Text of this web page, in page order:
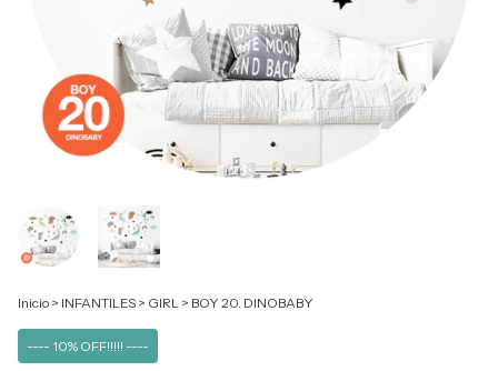
Inicio > INFANTILES > GIRL > BOY 20. DINOBABY
---- 10% OFF!!!!! ----